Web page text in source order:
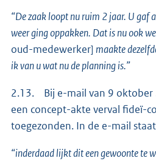
“De zaak loopt nu ruim 2 jaar. U gaf
weer ging oppakken. Dat is nu ook
oud-medewerker] maakte
ik van u wat nu de planning is.”
2.13. Bij e-mail van 9 oktober
een concept-akte verval fideï-
toegezonden. In de e-mail
“inderdaad lijkt dit een gewoonte te